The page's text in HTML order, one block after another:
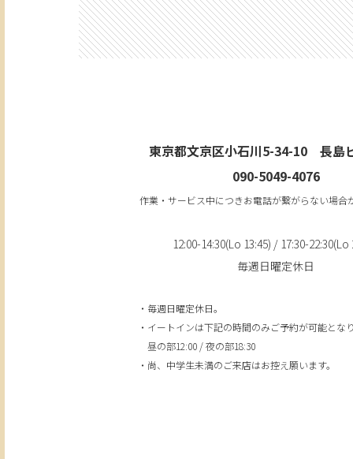
東京都文京区小石川5-34-10 長
090-5049-4076
作業・サービス中につきお電話が繋がらない場合
12:00-14:30(Lo 13:45) / 17:30-22:30(Lo
毎週日曜定休日
・毎週日曜定休日。
・イートインは下記の時間のみご予約が可能とな
昼の部12:00 / 夜の部18:30
・尚、中学生未満のご来店はお控え願います。